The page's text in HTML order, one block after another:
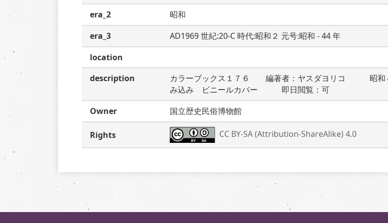
era_2
昭和
era_3
AD1969 世紀:20-C 時代:昭和２ 元号:昭和 - 44 年
location
description
カラーブックス１７６　　編著者：ヤスダヨリコ　　　昭
み込み　ビニールカバー　　　即日閲覧：可
Owner
国立歴史民俗博物館
Rights CC BY-SA (Attribution-ShareAlike) 4.0